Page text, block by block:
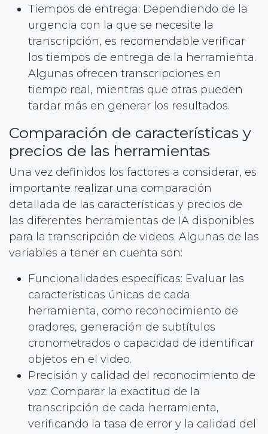
Tiempos de entrega: Dependiendo de la
urgencia con la que se necesite la
transcripción, es recomendable verificar
los tiempos de entrega de la herramienta.
Algunas ofrecen transcripciones en
tiempo real, mientras que otras pueden
tardar más en generar los resultados.
Comparación de características y
precios de las herramientas
Una vez definidos los factores a considerar, es
importante realizar una comparación
detallada de las características y precios de
las diferentes herramientas de IA disponibles
para la transcripción de videos. Algunas de las
variables a tener en cuenta son:
Funcionalidades específicas: Evaluar las
características únicas de cada
herramienta, como reconocimiento de
oradores, generación de subtítulos
cronometrados o capacidad de identificar
objetos en el video.
Precisión y calidad del reconocimiento de
voz: Comparar la exactitud de la
transcripción de cada herramienta,
verificando la tasa de error y la calidad del